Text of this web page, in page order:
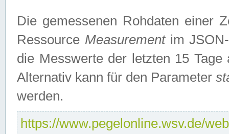
Die gemessenen Rohdaten einer
Ressource Measurementim JSON-
die Messwerte der letzten 15
Alternativ kann für den Parameter
werden.
https://www.pegelonline.wsv.de/